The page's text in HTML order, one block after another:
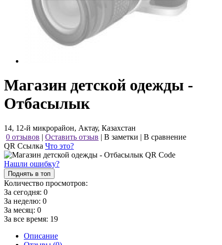
Магазин детской одежды -
Отбасылык
14, 12-й микрорайон, Актау, Казахстан
0 отзывов | Оставить отзыв | В заметки | В сравнение
QR Ссылка Что это?
Нашли ошибку?
Поднять в топ
Количество просмотров:
За сегодня: 0
За неделю: 0
За месяц: 0
За все время: 19
Описание